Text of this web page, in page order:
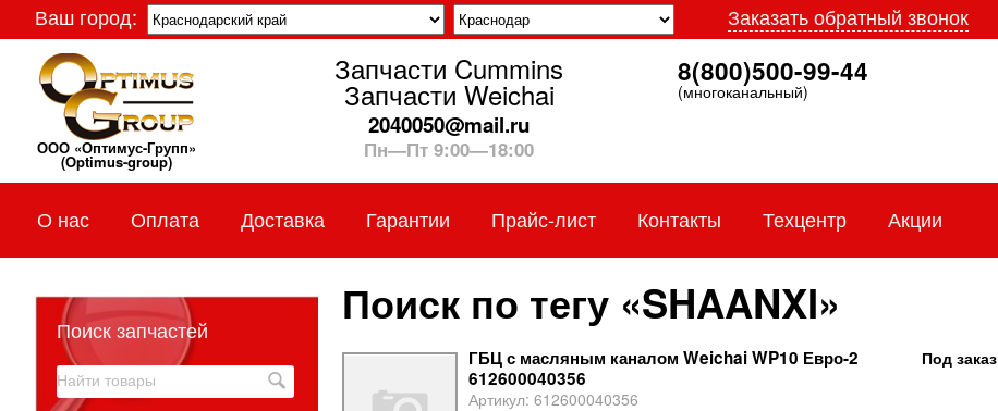
Ваш город: Заказать обратный звонок
ООО «Оптимус-Групп»
(Optimus-group)
Запчасти Cummins
Запчасти Weichai
2040050@mail.ru
Пн—Пт 9:00—18:00
8(800)500-99-44
(многоканальный)
О нас Оплата Доставка Гарантии Прайс-лист Контакты Техцентр Акции
Поиск запчастей Поиск по тегу «SHAANXI»
ГБЦ с масляным каналом Weichai WP10 Евро-2
612600040356
Артикул: 612600040356
Под заказ